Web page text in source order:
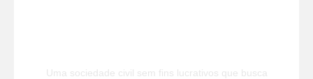
Uma sociedade civil sem fins lucrativos que busca